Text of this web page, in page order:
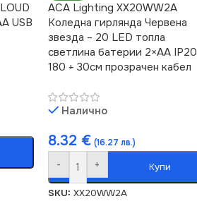
USB
ACA Lighting XX20WW2A
Коледна гирлянда Червена
звезда – 20 LED топла
светлина батерии 2×AA IP20
180 + 30см прозрачен кабел
Налично
8.32 € (16.27 лв.)
- + Купи
SKU: XX20WW2A